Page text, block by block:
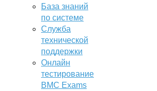
База знаний
по системе
Служба
технической
поддержки
Онлайн
тестирование
BMC Exams